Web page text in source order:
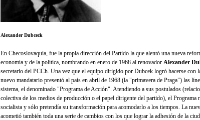
Alexander Dubceck
En Checoslovaquia, fue la propia di­rección del Partido la que alentó una nue­va
economía y de la política, nombrando en enero de 1968 al renovador Alexander
secretario del PCCh. Una vez que el equipo diri­gido por Dubcek logró hacerse con
nuevo mandatario presentó al país en abril de 1968 (la "primavera de Praga") las
sistema, el deno­minado "Programa de Acción". Atendiendo a sus postulados
colectiva de los medios de producción o el papel dirigente del partido), el Programa
socialista y sólo pretendía su transforma­ción para acomodarlo a los tiempos. La
acometió también toda una serie de cambios con los que lograr la adhe­sión de la